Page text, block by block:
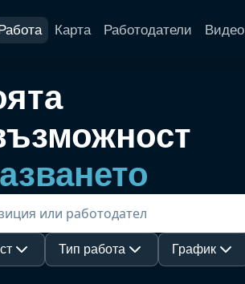
Карта Работодатели Видео
Тип работа График